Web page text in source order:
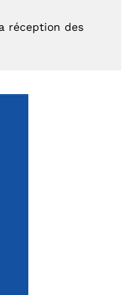
réception des